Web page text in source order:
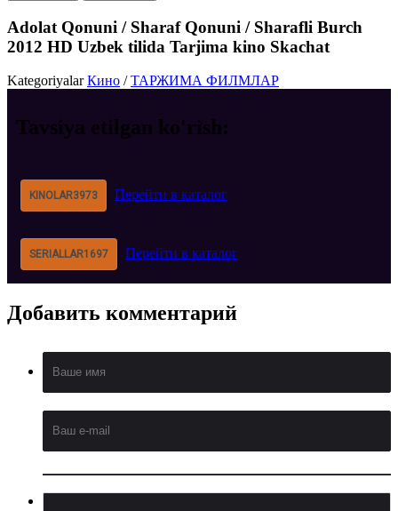
Adolat Qonuni / Sharaf Qonuni / Sharafli Burch
2012 HD Uzbek tilida Tarjima kino Skachat
Kategoriyalar Кино /ТАРЖИМА ФИЛМЛАР
Tavsiya etilgan ko'rish:
KINOLAR3973 Перейти в каталог
SERIALLAR1697 Перейти в каталог
Добавить комментарий